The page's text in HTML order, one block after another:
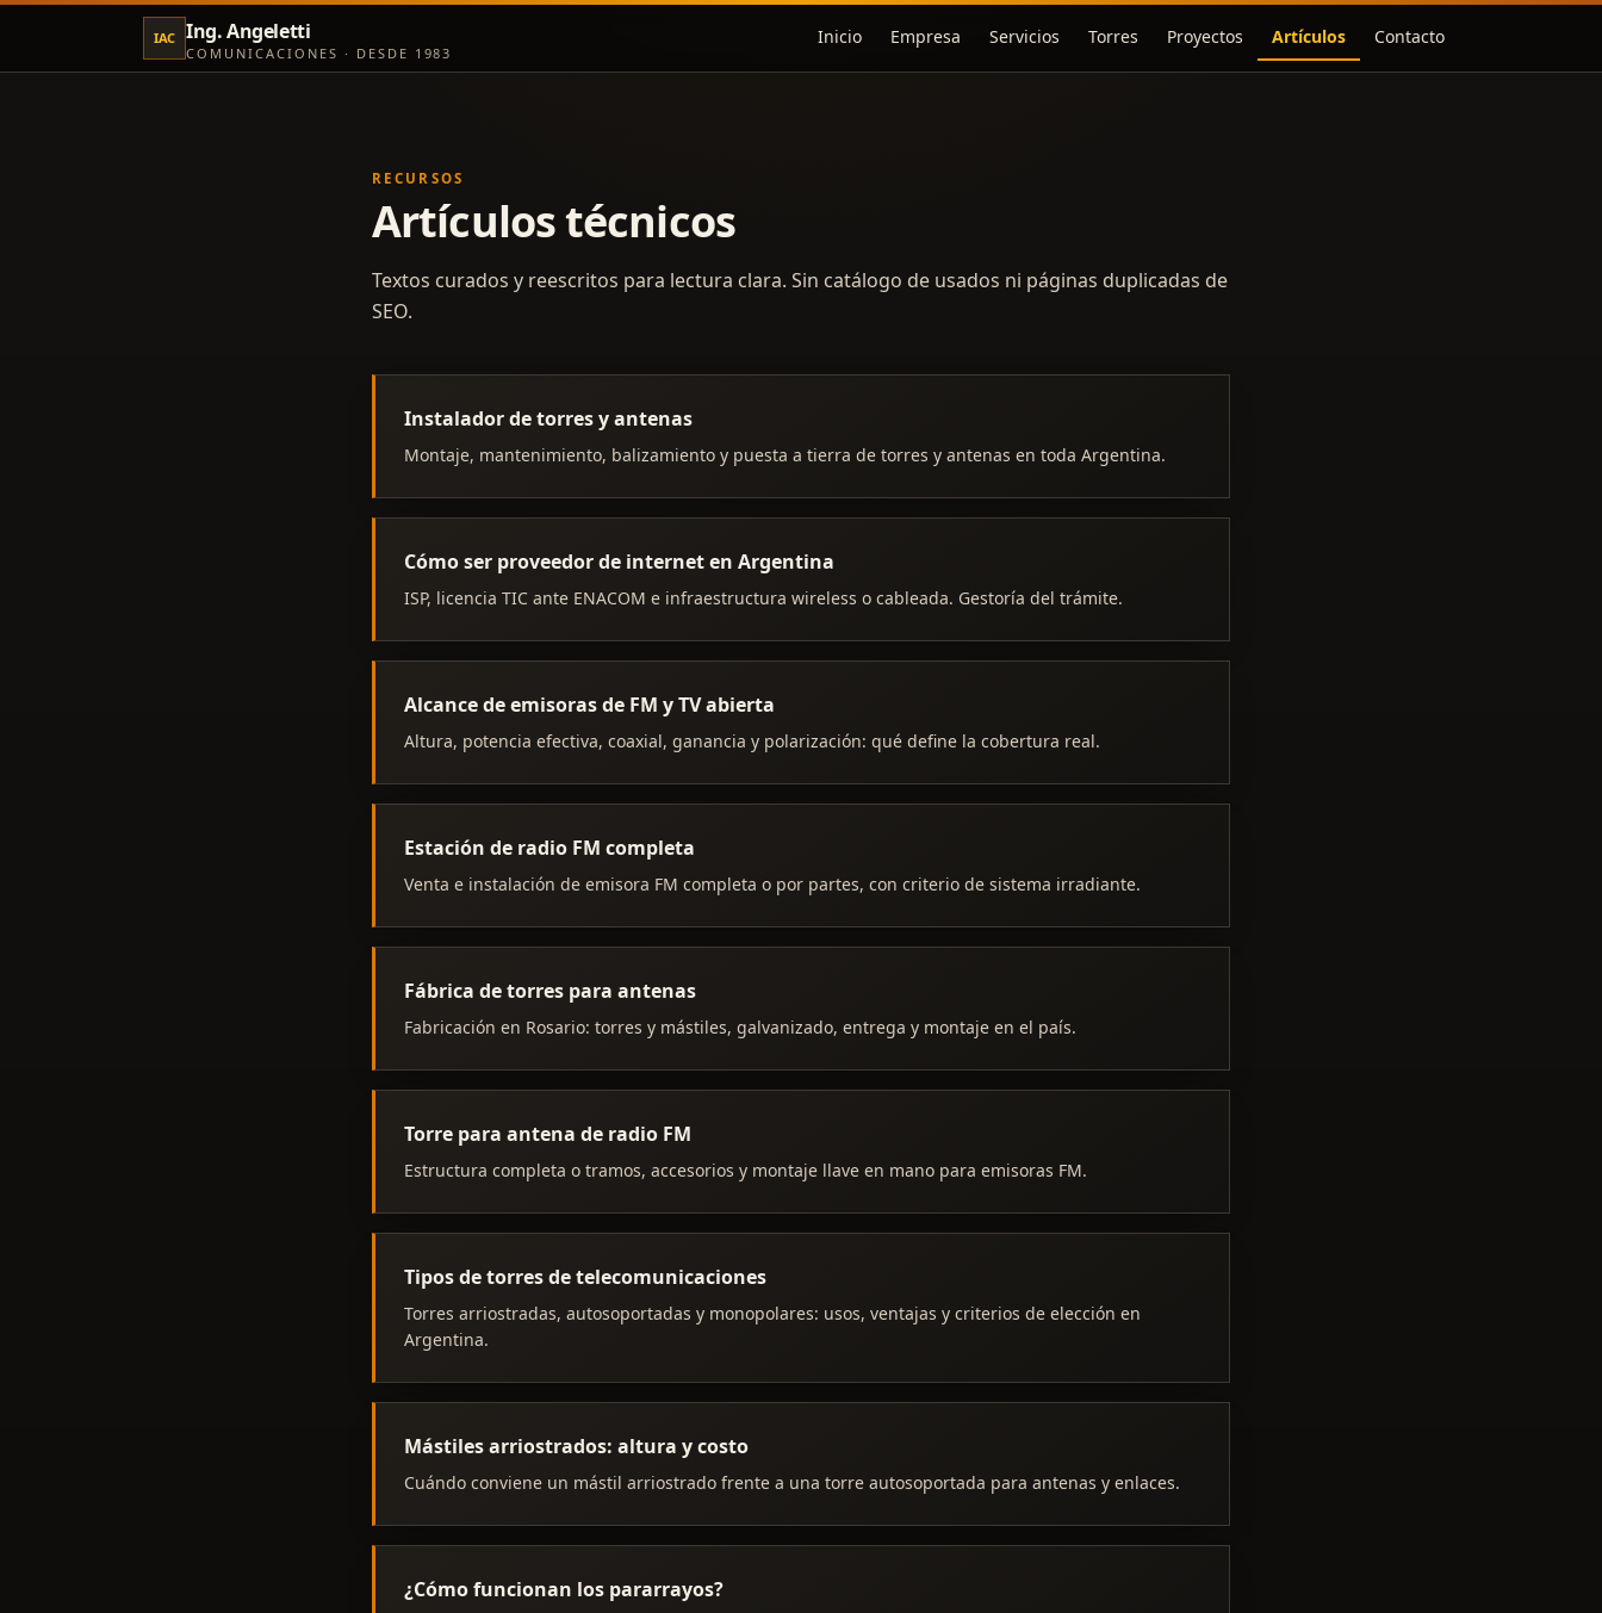
IAC Ing. Angeletti
COMUNICACIONES · DESDE 1983
Inicio Empresa Servicios Torres Proyectos Artículos Contacto
RECURSOS
Artículos técnicos
Textos curados y reescritos para lectura clara. Sin catálogo de usados ni páginas duplicadas de
SEO.
Instalador de torres y antenas
Montaje, mantenimiento, balizamiento y puesta a tierra de torres y antenas en toda Argentina.
Cómo ser proveedor de internet en Argentina
ISP, licencia TIC ante ENACOM e infraestructura wireless o cableada. Gestoría del trámite.
Alcance de emisoras de FM y TV abierta
Altura, potencia efectiva, coaxial, ganancia y polarización: qué define la cobertura real.
Estación de radio FM completa
Venta e instalación de emisora FM completa o por partes, con criterio de sistema irradiante.
Fábrica de torres para antenas
Fabricación en Rosario: torres y mástiles, galvanizado, entrega y montaje en el país.
Torre para antena de radio FM
Estructura completa o tramos, accesorios y montaje llave en mano para emisoras FM.
Tipos de torres de telecomunicaciones
Torres arriostradas, autosoportadas y monopolares: usos, ventajas y criterios de elección en
Argentina.
Mástiles arriostrados: altura y costo
Cuándo conviene un mástil arriostrado frente a una torre autosoportada para antenas y enlaces.
¿Cómo funcionan los pararrayos?